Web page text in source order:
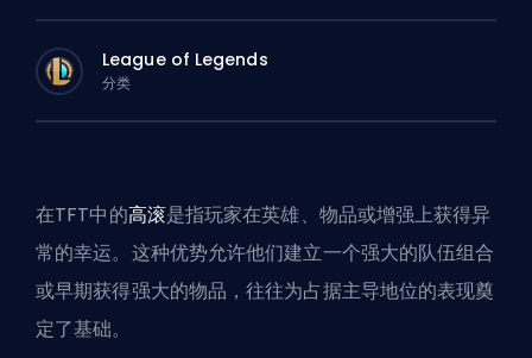
League of Legends
分类
在TFT中的高滚是指玩家在英雄、物品或增强上获得异
常的幸运。这种优势允许他们建立一个强大的队伍组合
或早期获得强大的物品，往往为占据主导地位的表现奠
定了基础。